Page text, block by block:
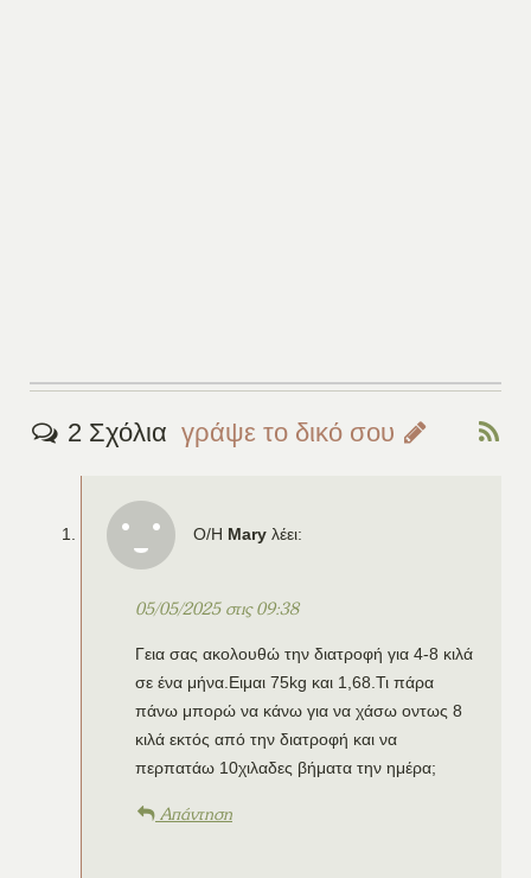
2 Σχόλια γράψε το δικό σου
Ο/Η Mary λέει:
05/05/2025 στις 09:38
Γεια σας ακολουθώ την διατροφή για 4-8 κιλά
σε ένα μήνα.Ειμαι 75kg και 1,68.Τι πάρα
πάνω μπορώ να κάνω για να χάσω οντως 8
κιλά εκτός από την διατροφή και να
περπατάω 10χιλαδες βήματα την ημέρα;
Απάντηση